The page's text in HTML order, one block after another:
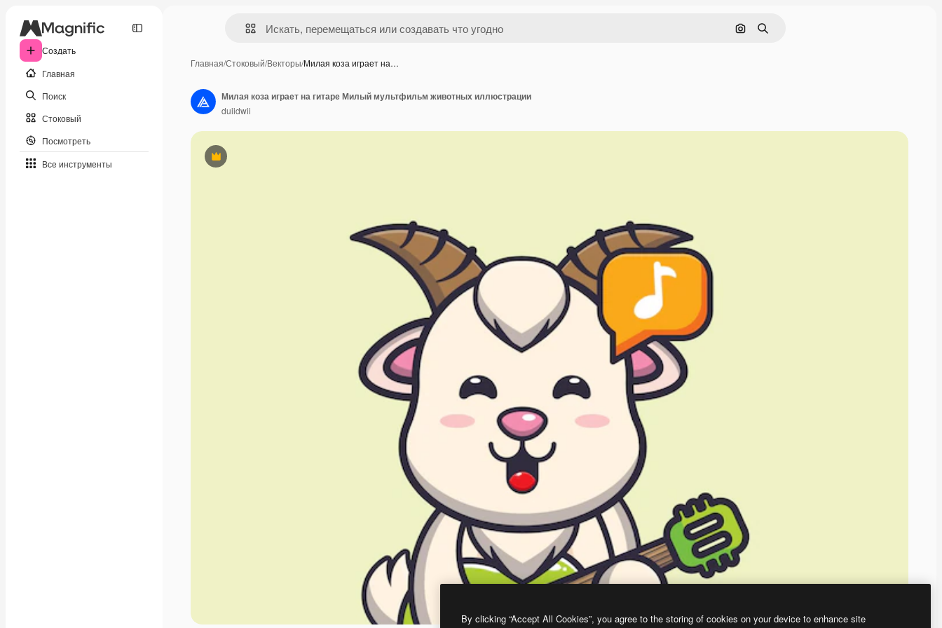
Создать
Главная
Поиск
Стоковый
Посмотреть
Все инструменты
Поиск по изображению
Поиск
Главная/Стоковый/Векторы/Милая коза играет на…
Премиум
Милая коза играет на гитаре Милый мультфильм животных иллюстрации
duiidwii
By clicking “Accept All Cookies”, you agree to the storing of cookies on your device to enhance site